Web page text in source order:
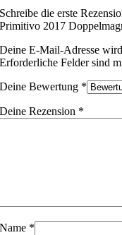
Schreibe die erste
Primitivo 2017
Deine E-Mail-Adresse
Erforderliche Felder sind
Deine Bewertung *
Deine Rezension *
Name *